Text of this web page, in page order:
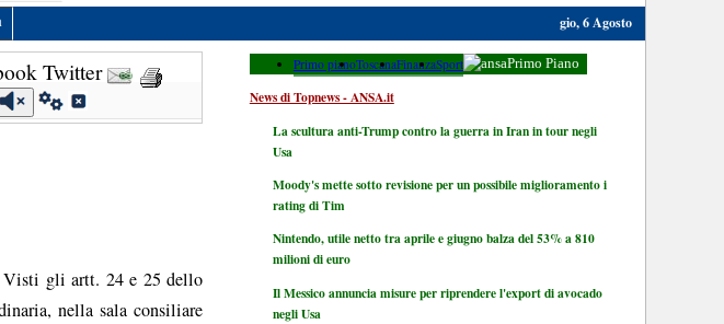
gio, 6 Agosto
Twitter
Visti gli artt. 24 e 25 dello
nella sala consiliare
Primo pianoToscanaFinanzaSport Primo Piano
News di Topnews - ANSA.it
La scultura anti-Trump contro la guerra in Iran in tour negli
Usa
Moody's mette sotto revisione per un possibile miglioramento i
rating di Tim
Nintendo, utile netto tra aprile e giugno balza del 53% a 810
milioni di euro
Il Messico annuncia misure per riprendere l'export di avocado
negli Usa